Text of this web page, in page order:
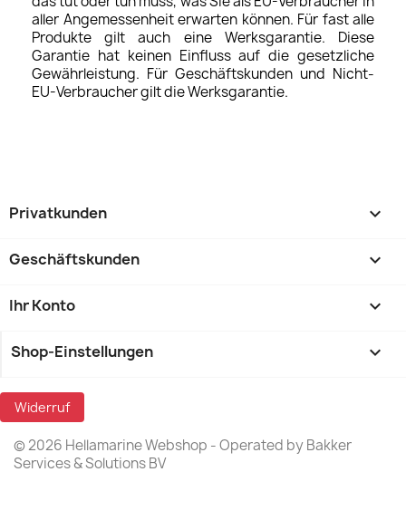
aller Angemessenheit erwarten können. Für fast alle
Produkte gilt auch eine Werksgarantie. Diese
Garantie hat keinen Einfluss auf die gesetzliche
Gewährleistung. Für Geschäftskunden und Nicht-
EU-Verbraucher gilt die Werksgarantie.
Privatkunden 
Geschäftskunden 
Ihr Konto 
Shop-Einstellungen keyboard_arrow_down
Widerruf
© 2026 Hellamarine Webshop - Operated by Bakker
Services & Solutions BV